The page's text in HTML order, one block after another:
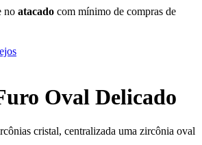
no atacado com mínimo de compras de
Oval Delicado
cristal, centralizada uma zircônia oval